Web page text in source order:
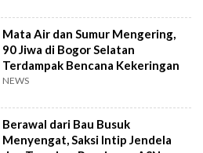
Mata Air dan Sumur Mengering,
90 Jiwa di Bogor Selatan
Terdampak Bencana Kekeringan
NEWS
Berawal dari Bau Busuk
Menyengat, Saksi Intip Jendela